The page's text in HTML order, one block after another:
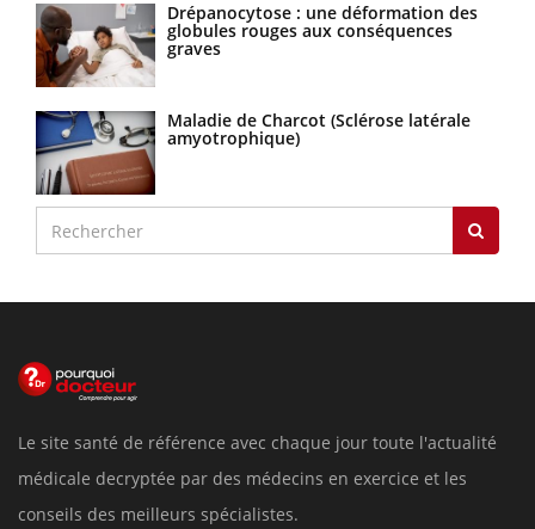
Drépanocytose : une déformation des
globules rouges aux conséquences
graves
Maladie de Charcot (Sclérose latérale
amyotrophique)
Le site santé de référence avec chaque jour toute l'actualité
médicale decryptée par des médecins en exercice et les
conseils des meilleurs spécialistes.